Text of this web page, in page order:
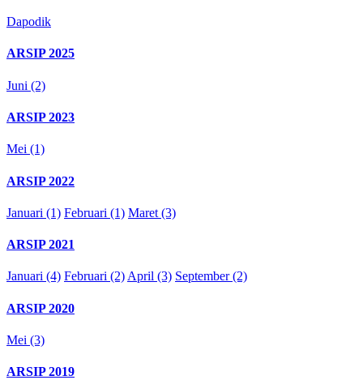
Dapodik
ARSIP 2025
Juni (2)
ARSIP 2023
Mei (1)
ARSIP 2022
Januari (1) Februari (1) Maret (3)
ARSIP 2021
Januari (4) Februari (2) April (3) September (2)
ARSIP 2020
Mei (3)
ARSIP 2019